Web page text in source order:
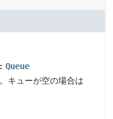
Queue
キューが空の場合は